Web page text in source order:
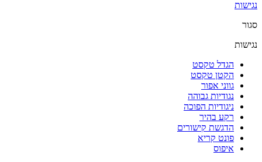
נגישות
סגור
נגישות
הגדל טקסט
הקטן טקסט
גווני אפור
נגודיות גבוהה
ניגודיות הפוכה
רקע בהיר
הדגשת קישורים
פונט קריא
איפוס